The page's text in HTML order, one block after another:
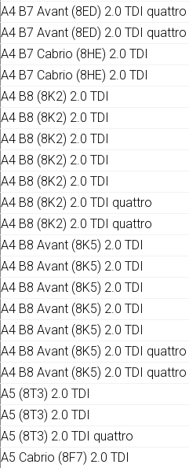
A4 B7 Avant (8ED) 2.0 TDI quattro
A4 B7 Avant (8ED) 2.0 TDI quattro
A4 B7 Cabrio (8HE) 2.0 TDI
A4 B7 Cabrio (8HE) 2.0 TDI
A4 B8 (8K2) 2.0 TDI
A4 B8 (8K2) 2.0 TDI
A4 B8 (8K2) 2.0 TDI
A4 B8 (8K2) 2.0 TDI
A4 B8 (8K2) 2.0 TDI
A4 B8 (8K2) 2.0 TDI quattro
A4 B8 (8K2) 2.0 TDI quattro
A4 B8 Avant (8K5) 2.0 TDI
A4 B8 Avant (8K5) 2.0 TDI
A4 B8 Avant (8K5) 2.0 TDI
A4 B8 Avant (8K5) 2.0 TDI
A4 B8 Avant (8K5) 2.0 TDI
A4 B8 Avant (8K5) 2.0 TDI quattro
A4 B8 Avant (8K5) 2.0 TDI quattro
A5 (8T3) 2.0 TDI
A5 (8T3) 2.0 TDI
A5 (8T3) 2.0 TDI quattro
A5 Cabrio (8F7) 2.0 TDI